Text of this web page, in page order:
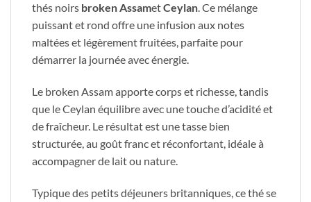
thés noirs broken AssametCeylan. Ce mélange
puissant et rond offre une infusion aux notes
maltées et légèrement fruitées, parfaite pour
démarrer la journée avec énergie.
Le broken Assam apporte corps et richesse, tandis
que le Ceylan équilibre avec une touche d’acidité et
de fraîcheur. Le résultat est une tasse bien
structurée, au goût franc et réconfortant, idéale à
accompagner de lait ou nature.
Typique des petits déjeuners britanniques, ce thé se